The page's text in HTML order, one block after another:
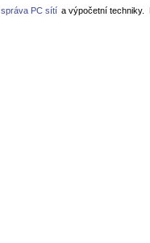
správa PC sítí a výpočetní techniky.